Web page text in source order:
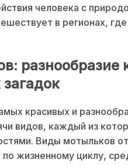
человека с
в регионах,
разнообразие
красивых и
видов, каждый из
Виды мотыльков
по жизненному циклу,